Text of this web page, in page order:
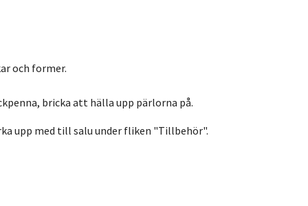
och former.
bricka att hälla upp pärlorna på.
upp med till salu under fliken "Tillbehör".